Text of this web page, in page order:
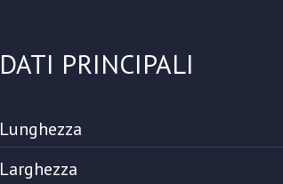
DATI PRINCIPALI
Lunghezza
Larghezza